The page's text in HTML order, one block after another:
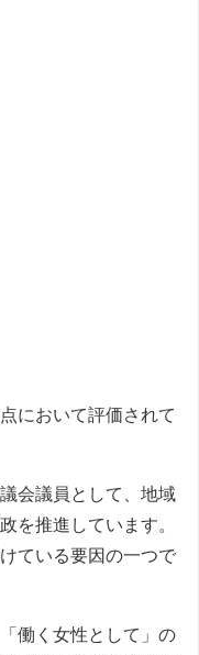
において評価されて
会議員として、地域
を推進しています。
ている要因の一つで
働く女性として」の